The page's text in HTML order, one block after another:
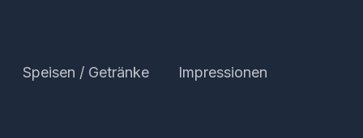
Speisen / Getränke Impressionen